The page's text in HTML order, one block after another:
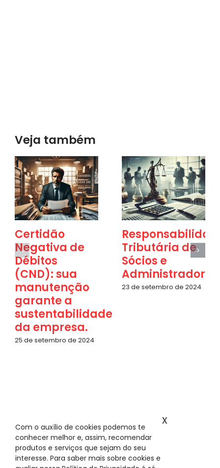
Veja também
Certidão
Negativa de
Débitos
(CND): sua
manutenção
garante a
sustentabilidade
da empresa.
25 de setembro de 2024
Tributária de
Sócios e
Administradores
23 de setembro de 2024
Com o auxílio de cookies podemos te
conhecer melhor e, assim, recomendar
produtos e serviços que sejam do seu
interesse. Para saber mais sobre cookies e
x